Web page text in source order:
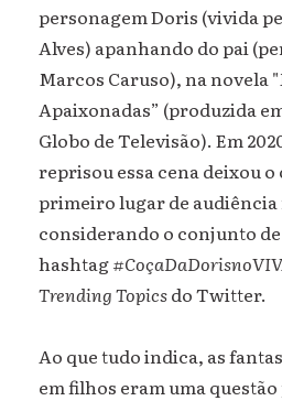
personagem Doris (vivida
Alves) apanhando do pai
Marcos Caruso), na novela
Apaixonadas” (produzida
Globo de Televisão). Em
reprisou essa cena deixou o
primeiro lugar de
considerando o conjunto de
hashtag
Trending Topicsdo Twitter.
Ao que tudo indica, as
em filhos eram uma